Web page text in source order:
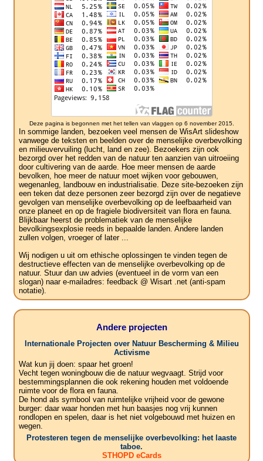
Deze pagina is begonnen met het tellen van vlaggen op 6 november 2015.
In sommige landen, bezoeken veel mensen de WisArt slideshow
vanwege de teksten en beelden over de menselijke overbevolking
en milieuvervuiling (lucht, land en zee). Bezoekers zijn ook
bezorgd over het redden van de natuur ten aanzien van uitroeiing
door cultivering van de aarde. Hoe meer mensen de aarde
bevolken, hoe meer de natuur moet wijken voor gebouwen,
wegenanleg, landbouw en industrialisatie. Deze site-bezoeken zijn
een teken dat deze personen zeer bezorgd zijn over de negatieve
gevolgen van menselijke overbevolking op de leefbaarheid van
onze planeet en op de fragiele biodiversiteit van flora en fauna.
Blijkbaar heerst de problematiek van de menselijke
bevolkingsexplosie reeds in bepaalde landen. Andere landen
zullen volgen, vroeger of later ...
Wij nodigen u uit om ethische oplossingen te vinden tegen de
destructieve effecten van de menselijke overbevolking op de
natuur. Stuur dan uw advies (eventueel in de vorm van een
slogan) naar e-mailadres: feedback @ Wisart .net (anti-spam
notatie).
Andere projecten
Internationale Projecten over Natuur Bescherming & Milieu
Activisme
Wat kun jij doen: spaar het groen!
Vecht tegen woningbouw die de natuur wegvaagt. Strijd voor
bestemmingsplannen die ook rekening houden met voldoende
ruimte voor de flora en fauna.
De hond als symbool van ruimtelijke vrijheid voor de gewone
burger: daar waar honden met hun baasjes nog vrij kunnen
rondlopen en spelen, daar is het niet volgebouwd met huizen en
wegen.
Protesteren tegen de menselijke overbevolking: het laaste
taboe.
STHOPD eCards